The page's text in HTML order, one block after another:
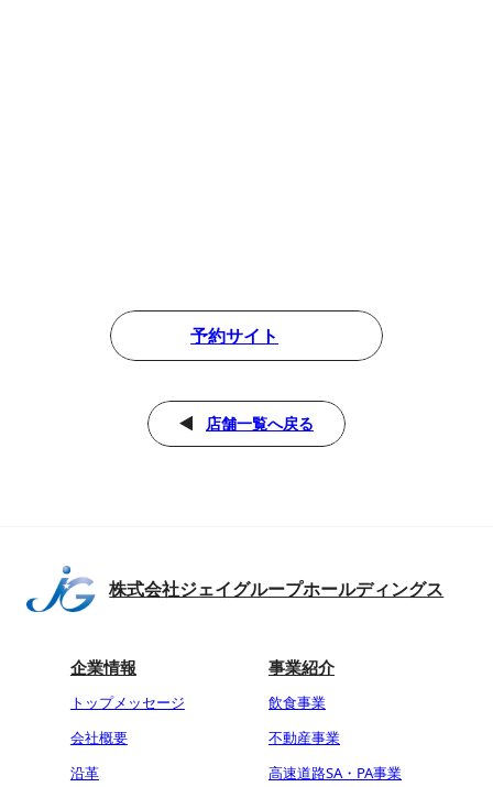
予約サイト
店舗一覧へ戻る
株式会社ジェイグループホールディングス
企業情報
トップメッセージ
会社概要
沿革
事業紹介
飲食事業
不動産事業
高速道路SA・PA事業